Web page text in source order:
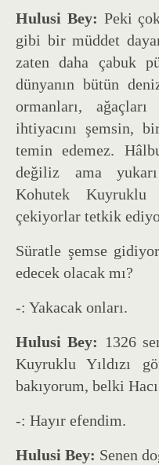
Hulusi Bey: Peki
gibi bir müddet
zaten daha çabuk
dünyanın bütün
ormanları,
ihtiyacını şemsin,
temin edemez.
değiliz ama
Kohutek Kuyruklu
çekiyorlar tetkik
Süratle şemse
edecek olacak mı?
-: Yakacak onları.
Hulusi Bey: 1326
Kuyruklu Yıldızı
bakıyorum, belki
-: Hayır efendim.
Hulusi Bey: Senen